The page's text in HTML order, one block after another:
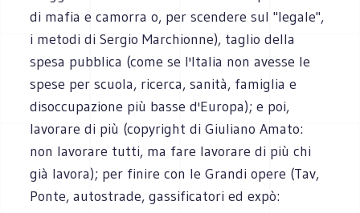
di mafia e camorra o, per scendere sul "legale",
i metodi di Sergio Marchionne), taglio della
spesa pubblica (come se l'Italia non avesse le
spese per scuola, ricerca, sanità, famiglia e
disoccupazione più basse d'Europa); e poi,
lavorare di più (copyright di Giuliano Amato:
non lavorare tutti, ma fare lavorare di più chi
già lavora); per finire con le Grandi opere (Tav,
Ponte, autostrade, gassificatori ed expò: